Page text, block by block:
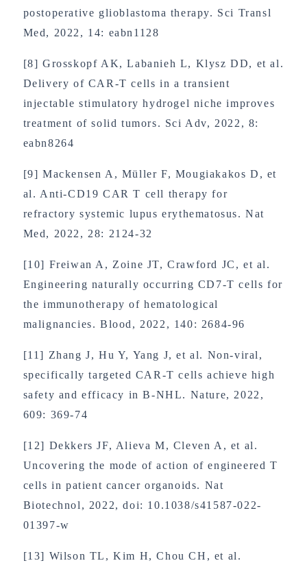
postoperative glioblastoma therapy. Sci Transl
Med, 2022, 14: eabn1128
[8] Grosskopf AK, Labanieh L, Klysz DD, et al.
Delivery of CAR-T cells in a transient
injectable stimulatory hydrogel niche improves
treatment of solid tumors. Sci Adv, 2022, 8:
eabn8264
[9] Mackensen A, Müller F, Mougiakakos D, et
al. Anti-CD19 CAR T cell therapy for
refractory systemic lupus erythematosus. Nat
Med, 2022, 28: 2124-32
[10] Freiwan A, Zoine JT, Crawford JC, et al.
Engineering naturally occurring CD7-T cells for
the immunotherapy of hematological
malignancies. Blood, 2022, 140: 2684-96
[11] Zhang J, Hu Y, Yang J, et al. Non-viral,
specifically targeted CAR-T cells achieve high
safety and efficacy in B-NHL. Nature, 2022,
609: 369-74
[12] Dekkers JF, Alieva M, Cleven A, et al.
Uncovering the mode of action of engineered T
cells in patient cancer organoids. Nat
Biotechnol, 2022, doi: 10.1038/s41587-022-
01397-w
[13] Wilson TL, Kim H, Chou CH, et al.